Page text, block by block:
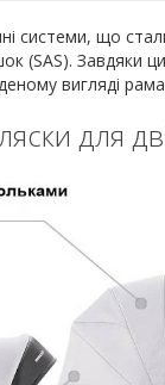
системи, що
(SAS). Завдяки
вигляді
для